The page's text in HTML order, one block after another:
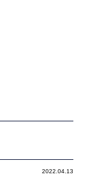
2022.04.13